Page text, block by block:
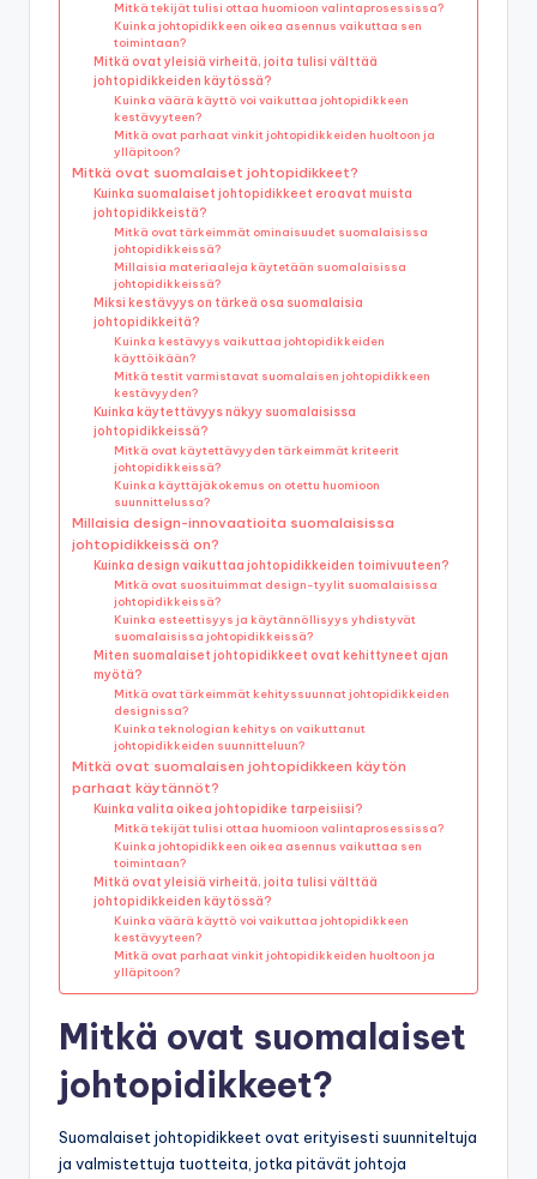
Mitkä tekijät tulisi ottaa huomioon valintaprosessissa?
Kuinka johtopidikkeen oikea asennus vaikuttaa sen
toimintaan?
Mitkä ovat yleisiä virheitä, joita tulisi välttää
johtopidikkeiden käytössä?
Kuinka väärä käyttö voi vaikuttaa johtopidikkeen
kestävyyteen?
Mitkä ovat parhaat vinkit johtopidikkeiden huoltoon ja
ylläpitoon?
Mitkä ovat suomalaiset johtopidikkeet?
Kuinka suomalaiset johtopidikkeet eroavat muista
johtopidikkeistä?
Mitkä ovat tärkeimmät ominaisuudet suomalaisissa
johtopidikkeissä?
Millaisia materiaaleja käytetään suomalaisissa
johtopidikkeissä?
Miksi kestävyys on tärkeä osa suomalaisia
johtopidikkeitä?
Kuinka kestävyys vaikuttaa johtopidikkeiden
käyttöikään?
Mitkä testit varmistavat suomalaisen johtopidikkeen
kestävyyden?
Kuinka käytettävyys näkyy suomalaisissa
johtopidikkeissä?
Mitkä ovat käytettävyyden tärkeimmät kriteerit
johtopidikkeissä?
Kuinka käyttäjäkokemus on otettu huomioon
suunnittelussa?
Millaisia design-innovaatioita suomalaisissa
johtopidikkeissä on?
Kuinka design vaikuttaa johtopidikkeiden toimivuuteen?
Mitkä ovat suosituimmat design-tyylit suomalaisissa
johtopidikkeissä?
Kuinka esteettisyys ja käytännöllisyys yhdistyvät
suomalaisissa johtopidikkeissä?
Miten suomalaiset johtopidikkeet ovat kehittyneet ajan
myötä?
Mitkä ovat tärkeimmät kehityssuunnat johtopidikkeiden
designissa?
Kuinka teknologian kehitys on vaikuttanut
johtopidikkeiden suunnitteluun?
Mitkä ovat suomalaisen johtopidikkeen käytön
parhaat käytännöt?
Kuinka valita oikea johtopidike tarpeisiisi?
Mitkä tekijät tulisi ottaa huomioon valintaprosessissa?
Kuinka johtopidikkeen oikea asennus vaikuttaa sen
toimintaan?
Mitkä ovat yleisiä virheitä, joita tulisi välttää
johtopidikkeiden käytössä?
Kuinka väärä käyttö voi vaikuttaa johtopidikkeen
kestävyyteen?
Mitkä ovat parhaat vinkit johtopidikkeiden huoltoon ja
ylläpitoon?
Mitkä ovat suomalaiset
johtopidikkeet?
Suomalaiset johtopidikkeet ovat erityisesti suunniteltuja
ja valmistettuja tuotteita, jotka pitävät johtoja